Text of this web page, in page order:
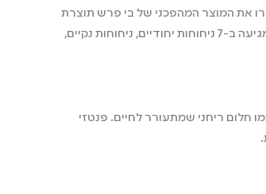
את המוצר המהפכני של בי פרש תוצרת
איטליה – בושם לכביסה מרוכז 100% תמצית המגיעה ב-7 ניחוחות יחודיים, ניחוחות נקיים,
חלום ריחני שמתעורר לחיים. פנטזי